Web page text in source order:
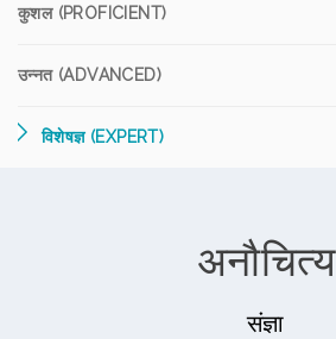
कुशल (PROFICIENT)
उन्नत (ADVANCED)
विशेषज्ञ (EXPERT)
अनौचित्य
संज्ञा